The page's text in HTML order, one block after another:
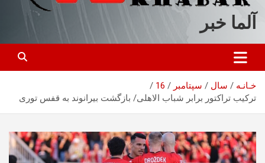
آلما خبر
خـانـه سال سپتامبر
16
ترکیب تراکتور برابر شباب الاهلی/ بازگشت بیرانوند به قفس توری